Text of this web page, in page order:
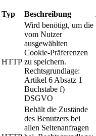
Typ Beschreibung
HTTP
Wird benötigt, um die
vom Nutzer
ausgewählten
Cookie-Präferenzen
zu speichern.
Rechtsgrundlage:
Artikel 6 Absatz 1
Buchstabe f)
DSGVO
Behält die Zustände
des Benutzers bei
allen Seitenanfragen